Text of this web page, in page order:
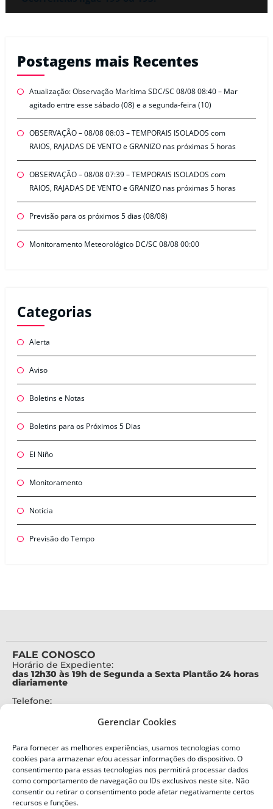
Gerenciar Cookies
Para fornecer as melhores experiências, usamos tecnologias como
cookies para armazenar e/ou acessar informações do dispositivo. O
consentimento para essas tecnologias nos permitirá processar dados
como comportamento de navegação ou IDs exclusivos neste site. Não
consentir ou retirar o consentimento pode afetar negativamente certos
recursos e funções.
Postagens mais Recentes
Atualização: Observação Marítima SDC/SC 08/08 08:40 – Mar
agitado entre esse sábado (08) e a segunda-feira (10)
OBSERVAÇÃO – 08/08 08:03 – TEMPORAIS ISOLADOS com
RAIOS, RAJADAS DE VENTO e GRANIZO nas próximas 5 horas
OBSERVAÇÃO – 08/08 07:39 – TEMPORAIS ISOLADOS com
RAIOS, RAJADAS DE VENTO e GRANIZO nas próximas 5 horas
Previsão para os próximos 5 dias (08/08)
Monitoramento Meteorológico DC/SC 08/08 00:00
Categorias
Alerta
Aviso
Boletins e Notas
Boletins para os Próximos 5 Dias
El Niño
Monitoramento
Notícia
Previsão do Tempo
FALE CONOSCO
Horário de Expediente:
das 12h30 às 19h de Segunda a Sexta Plantão 24 horas
diariamente
Telefone:
Alertas Defesa Civil:
SMS 40199
ENDEREÇO
Defesa Civil do Estado de Santa Catarina